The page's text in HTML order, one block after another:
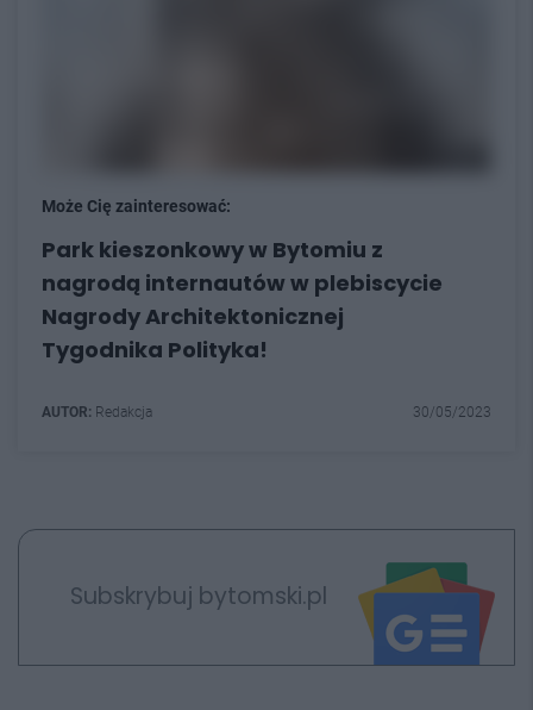
Może Cię zainteresować:
Park kieszonkowy w Bytomiu z
nagrodą internautów w plebiscycie
Nagrody Architektonicznej
Tygodnika Polityka!
AUTOR: Redakcja 30/05/2023
Subskrybuj bytomski.pl